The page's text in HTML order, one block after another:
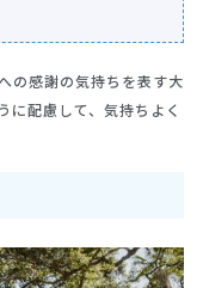
の感謝の気持ちを表す大
に配慮して、気持ちよく